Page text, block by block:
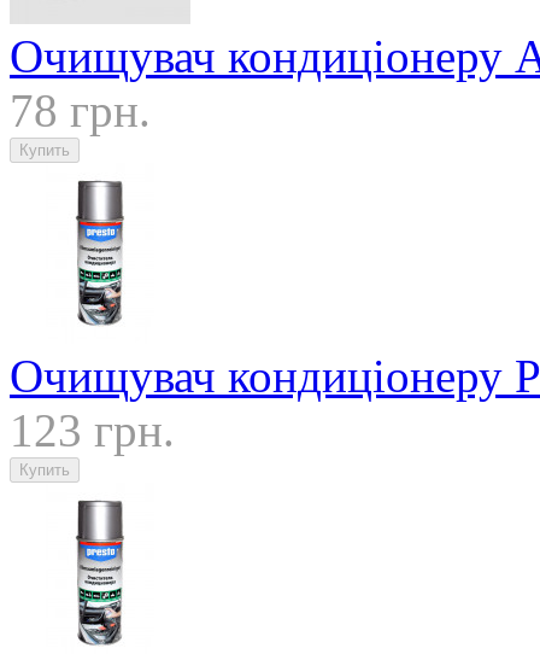
Очищувач кондиціонеру
78 грн.
Очищувач кондиціонеру
123 грн.